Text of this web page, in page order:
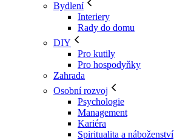
Bydlení
Interiery
Rady do domu
DIY
Pro kutily
Pro hospodyňky
Zahrada
Osobní rozvoj
Psychologie
Management
Kariéra
Spiritualita a náboženství